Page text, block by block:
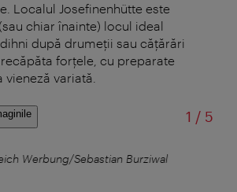
Localul Josefinenhütte este
chiar înainte) locul ideal
după drumeții sau cățărări
forțele, cu preparate
variată.
1 /din
5
Werbung/Sebastian Burziwal